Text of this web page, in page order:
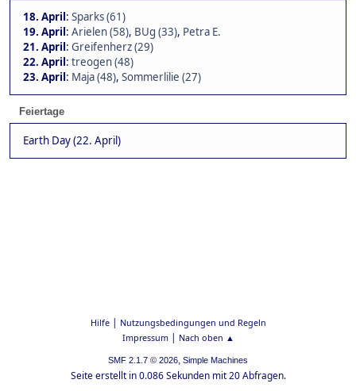
18. April: Sparks (61)
19. April: Arielen (58), BUg (33), Petra E.
21. April: Greifenherz (29)
22. April: treogen (48)
23. April: Maja (48), Sommerlilie (27)
Feiertage
Earth Day (22. April)
Hilfe| Nutzungsbedingungen und Regeln
Impressum| Nach oben ▲
SMF 2.1.7 © 2026, Simple Machines
Seite erstellt in 0.086 Sekunden mit 20 Abfragen.